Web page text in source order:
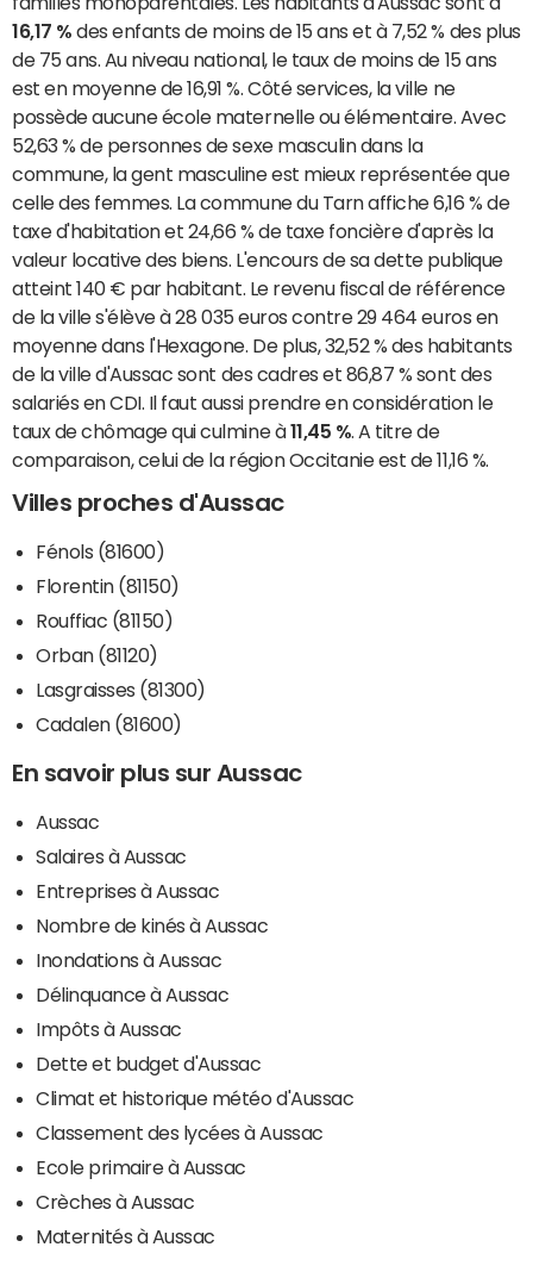
16,17 % des enfants de moins de 15 ans et à 7,52 % des plus
de 75 ans. Au niveau national, le taux de moins de 15 ans
est en moyenne de 16,91 %. Côté services, la ville ne
possède aucune école maternelle ou élémentaire. Avec
52,63 % de personnes de sexe masculin dans la
commune, la gent masculine est mieux représentée que
celle des femmes. La commune du Tarn affiche 6,16 % de
taxe d'habitation et 24,66 % de taxe foncière d'après la
valeur locative des biens. L'encours de sa dette publique
atteint 140 € par habitant. Le revenu fiscal de référence
de la ville s'élève à 28 035 euros contre 29 464 euros en
moyenne dans l'Hexagone. De plus, 32,52 % des habitants
de la ville d'Aussac sont des cadres et 86,87 % sont des
salariés en CDI. Il faut aussi prendre en considération le
taux de chômage qui culmine à11,45 % . A titre de
comparaison, celui de la région Occitanie est de 11,16 %.
Villes proches d'Aussac
Fénols (81600)
Florentin (81150)
Rouffiac (81150)
Orban (81120)
Lasgraisses (81300)
Cadalen (81600)
En savoir plus sur Aussac
Aussac
Salaires à Aussac
Entreprises à Aussac
Nombre de kinés à Aussac
Inondations à Aussac
Délinquance à Aussac
Impôts à Aussac
Dette et budget d'Aussac
Climat et historique météo d'Aussac
Classement des lycées à Aussac
Ecole primaire à Aussac
Crèches à Aussac
Maternités à Aussac